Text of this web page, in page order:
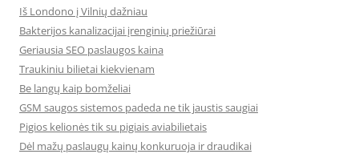
Iš Londono į Vilnių dažniau
Bakterijos kanalizacijai įrenginių priežiūrai
Geriausia SEO paslaugos kaina
Traukiniu bilietai kiekvienam
Be langų kaip bomželiai
GSM saugos sistemos padeda ne tik jaustis saugiai
Pigios kelionės tik su pigiais aviabilietais
Dėl mažų paslaugų kainų konkuruoja ir draudikai